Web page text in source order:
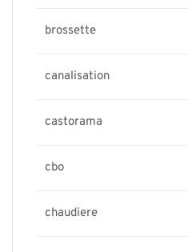
brossette
canalisation
castorama
cbo
chaudiere